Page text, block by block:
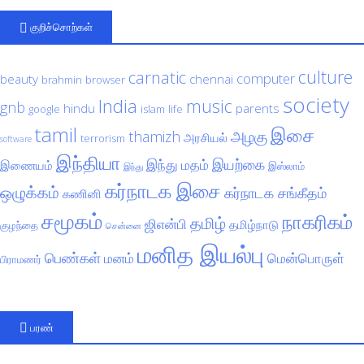
குறிச்சொற்கள்
beauty brahmin browser carnatic chennai computer culture
gnb google hindu India islam life music parents society
software tamil terrorism thamizh அரசியல் அழகுஇசை
இணையம் இந்தியா இந்து இந்து மதம் இயற்கை இஸ்லாம்
ஒழுக்கம் கணினி கர்நாடக இசை கர்நாடக சங்கீதம்
குழந்தை சமூகம் சென்னை ஜிஎன்பி தமிழ் தமிழ்நாடு நாகரிகம்
பிராமணர் பெண்கள்மனம் மனித இயல்பு மென்பொருள்
பரண்